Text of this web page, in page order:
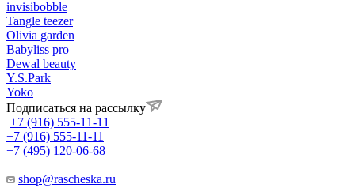
invisibobble
Tangle teezer
Olivia garden
Babyliss pro
Dewal beauty
Y.S.Park
Yoko
Подписаться на рассылку
+7 (916) 555-11-11
+7 (916) 555-11-11
+7 (495) 120-06-68
shop@rascheska.ru